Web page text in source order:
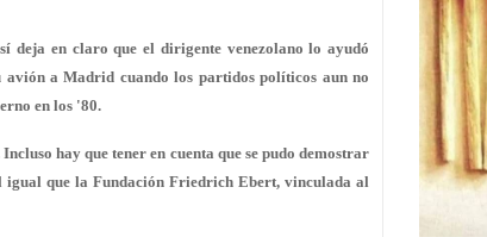
deja en claro que el dirigente venezolano lo ayudó
a Madrid cuando los partidos políticos aun no
en los '80.
hay que tener en cuenta que se pudo demostrar
igual que la Fundación Friedrich Ebert, vinculada al